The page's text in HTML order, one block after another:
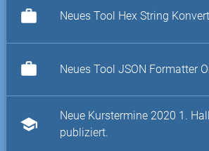
work Neues Tool Hex String
work Neues Tool JSON Formatter
school
Neue Kurstermine 2020 1.
publiziert.